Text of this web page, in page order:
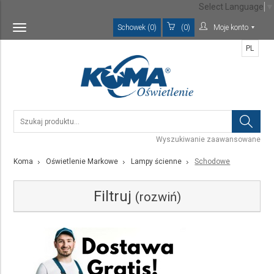
Toggle
navigation
Schowek (0) (0) Moje konto
Wyszukiwanie zaawansowane
PL
Koma Oświetlenie Markowe Lampy ścienne Schodowe
Filtruj (rozwiń)
Kategoria
Select Language